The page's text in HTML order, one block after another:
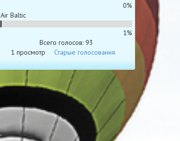
0%
Air Baltic
1%
Всего голосов: 93
1 просмотр
Старые голосования